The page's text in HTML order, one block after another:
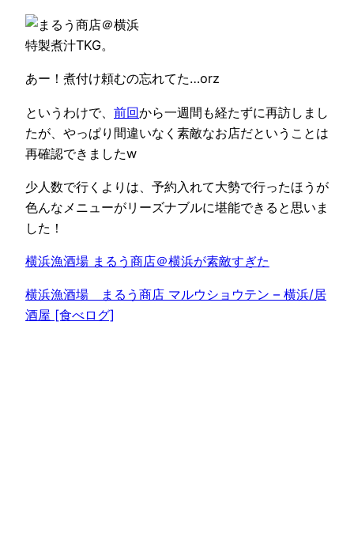
特製煮汁TKG。
あー！煮付け頼むの忘れてた…orz
というわけで、 前回から一週間も経たずに再訪しまし
たが、やっぱり間違いなく素敵なお店だということは
再確認できましたw
少人数で行くよりは、予約入れて大勢で行ったほうが
色んなメニューがリーズナブルに堪能できると思いま
した！
横浜漁酒場 まるう商店＠横浜が素敵すぎた
横浜漁酒場 まるう商店 マルウショウテン – 横浜/居
酒屋 [食べログ]